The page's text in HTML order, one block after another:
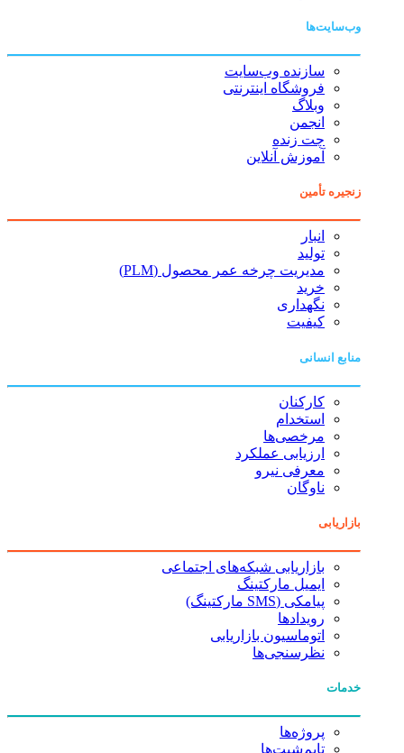
وب‌سایت‌ها
سازنده وب‌سایت
فروشگاه اینترنتی
وبلاگ
انجمن
چت زنده
آموزش آنلاین
زنجیره تأمین
انبار
تولید
مدیریت چرخه عمر محصول (PLM)
خرید
نگهداری
کیفیت
منابع انسانی
کارکنان
استخدام
مرخصی‌ها
ارزیابی عملکرد
معرفی نیرو
ناوگان
بازاریابی
بازاریابی شبکه‌های اجتماعی
ایمیل مارکتینگ
پیامکی (SMS مارکتینگ)
رویدادها
اتوماسیون بازاریابی
نظرسنجی‌ها
خدمات
پروژه‌ها
تایم‌شیت‌ها